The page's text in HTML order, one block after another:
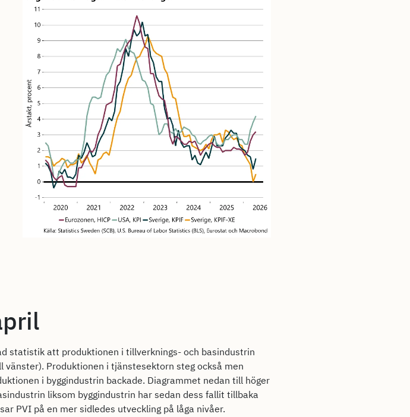
statistik att produktionen i tillverknings- och basindustrin
Produktionen i tjänstesektorn steg också men
i byggindustrin backade. Diagrammet nedan till höger
liksom byggindustrin har sedan dess fallit tillbaka
PVI på en mer sidledes utveckling på låga nivåer.